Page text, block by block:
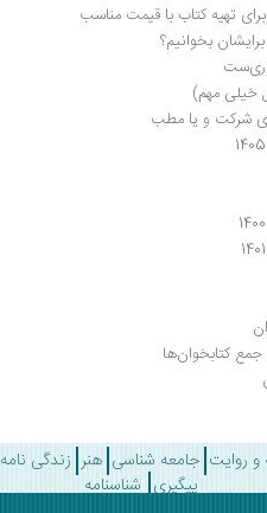
تهیه کتاب‌ با قیمت مناسب
بخوانیم؟
خیلی مهم)
شرکت و یا مطب
جمع کتابخوان‌ها
و روایت جامعه شناسی هنر زندگی نامه
پیگیری شناسنامه